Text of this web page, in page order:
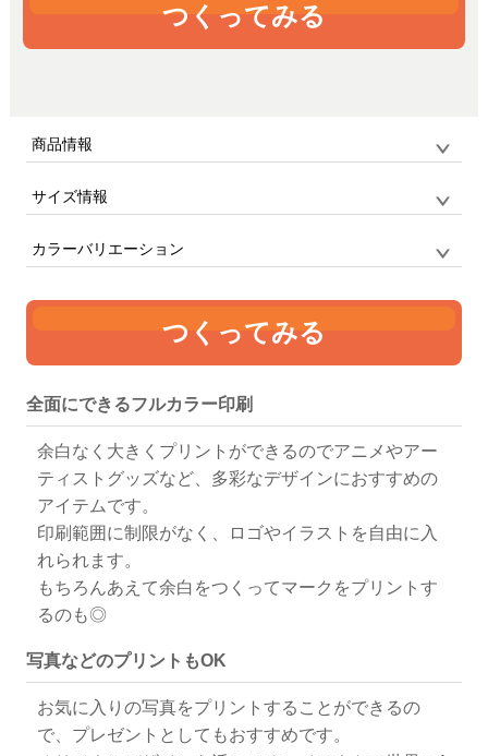
つくってみる
商品情報
品番
サイズ情報
ソフトマウスパッド スクエア
単位:mm
カラーバリエーション
つくってみる
全面にできるフルカラー印刷
余白なく大きくプリントができるのでアニメやアー
ティストグッズなど、多彩なデザインにおすすめの
アイテムです。
印刷範囲に制限がなく、ロゴやイラストを自由に入
れられます。
もちろんあえて余白をつくってマークをプリントす
るのも◎
写真などのプリントもOK
お気に入りの写真をプリントすることができるの
で、プレゼントとしてもおすすめです。